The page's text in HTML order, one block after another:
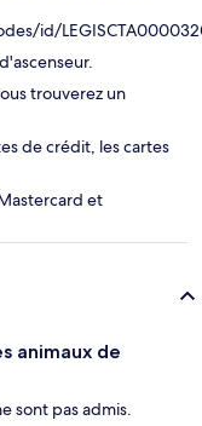
id/
trouverez un
de crédit, les cartes
et
animaux de
sont pas admis.